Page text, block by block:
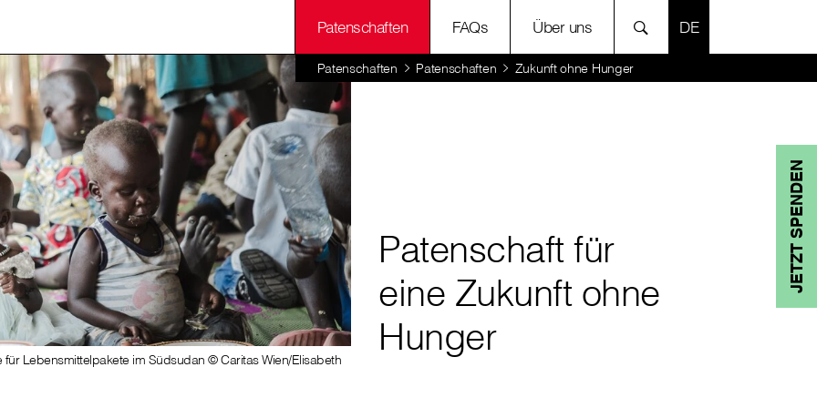
Patenschaften FAQs Über uns SPRACHE
Patenschaften Patenschaften Zukunft ohne Hunger
JETZT SPENDEN
Patenschaft für
eine Zukunft ohne
Hunger
Lebensmittelpakete im Südsudan © Caritas Wien/Elisabeth